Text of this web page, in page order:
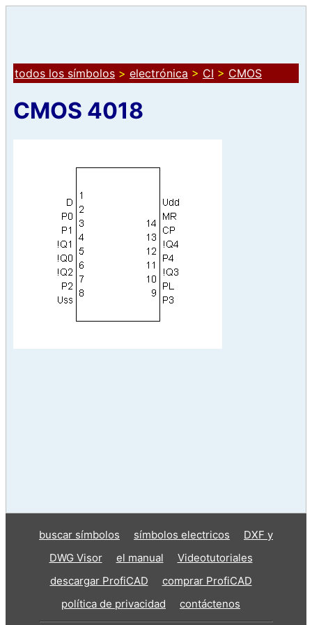
todos los símbolos > electrónica > CI > CMOS
CMOS 4018
buscar símbolos símbolos electricos
DXF y
DWG Visor
el manual
Videotutoriales
descargar ProfiCAD
comprar ProfiCAD
política de privacidad
contáctenos